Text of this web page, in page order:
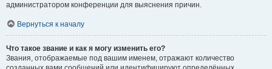
администратором конференции для выяснения причин.
Вернуться к началу
Что такое звание и как я могу изменить его?
Звания, отображаемые под вашим именем, отражают количество